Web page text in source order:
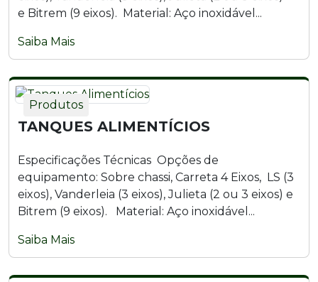
e Bitrem (9 eixos). Material: Aço inoxidável...
Saiba Mais
Produtos
TANQUES ALIMENTÍCIOS
Especificações Técnicas Opções de
equipamento: Sobre chassi, Carreta 4 Eixos, LS (3
eixos), Vanderleia (3 eixos), Julieta (2 ou 3 eixos) e
Bitrem (9 eixos). Material: Aço inoxidável...
Saiba Mais